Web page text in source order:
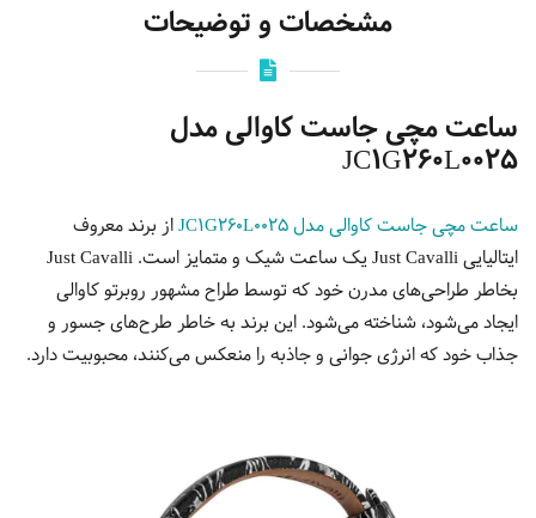
مشخصات و توضیحات
ساعت مچی جاست کاوالی مدل
JC1G260L0025
ساعت مچی جاست کاوالی مدل JC1G260L0025
از برند معروف
ایتالیایی Just Cavalli یک ساعت شیک و متمایز است. Just Cavalli
بخاطر طراحی‌های مدرن خود که توسط طراح مشهور روبرتو کاوالی
ایجاد می‌شود، شناخته می‌شود. این برند به خاطر طرح‌های جسور و
جذاب خود که انرژی جوانی و جاذبه را منعکس می‌کنند، محبوبیت دارد.